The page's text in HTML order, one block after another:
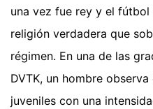
una vez fue rey y el fútbol
religión verdadera que
régimen. En una de las
DVTK, un hombre
juveniles con una